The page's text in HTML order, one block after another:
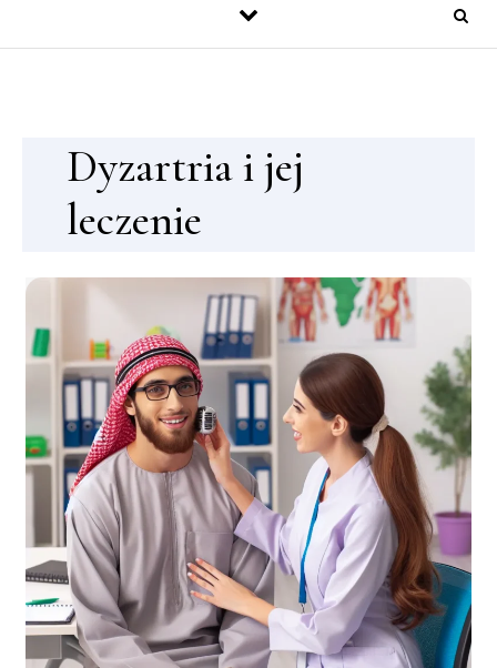
Dyzartria i jej
leczenie